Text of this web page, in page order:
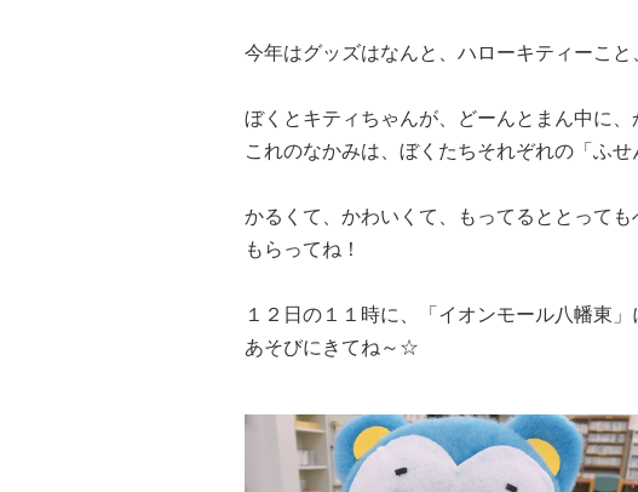
今年はグッズはなんと、ハローキティーこと
ぼくとキティちゃんが、どーんとまん中に、
これのなかみは、ぼくたちそれぞれの「ふせ
かるくて、かわいくて、もってるととって
もらってね！
１２日の１１時に、「イオンモール八幡東
あそびにきてね～☆